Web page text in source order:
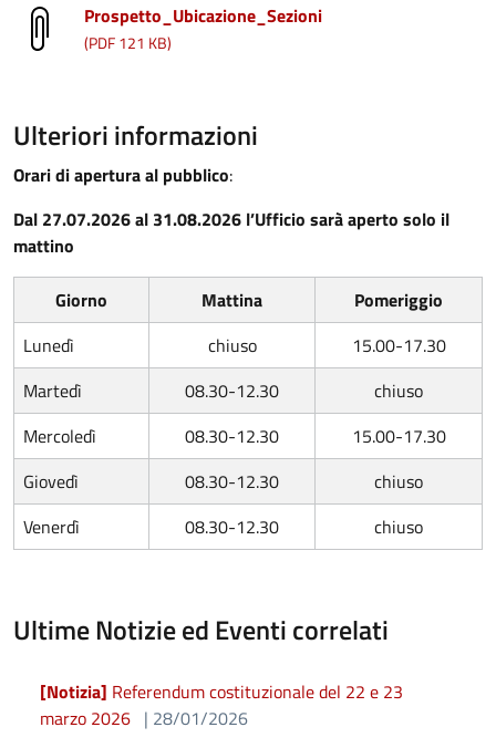
Prospetto_Ubicazione_Sezioni
(PDF 121 KB)
Ulteriori informazioni
Orari di apertura al pubblico:
Dal 27.07.2026 al 31.08.2026 l’Ufficio sarà aperto solo il
mattino
Giorno Mattina Pomeriggio
Lunedì
chiuso
15.00-17.30
Martedì
08.30-12.30
chiuso
Mercoledì
08.30-12.30
15.00-17.30
Giovedì
08.30-12.30
chiuso
Venerdì
08.30-12.30 chiuso
Ultime Notizie ed Eventi correlati
[Notizia] Referendum costituzionale del 22 e 23
marzo 2026 | 28/01/2026